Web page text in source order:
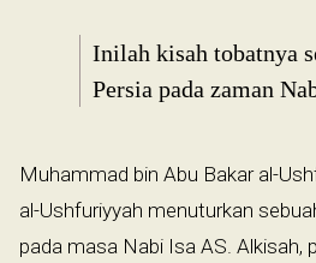
Inilah kisah tobatnya
Persia pada zaman
Muhammad bin Abu Bakar al-
al-Ushfuriyyah menuturkan
pada masa Nabi Isa AS. Alkisah,